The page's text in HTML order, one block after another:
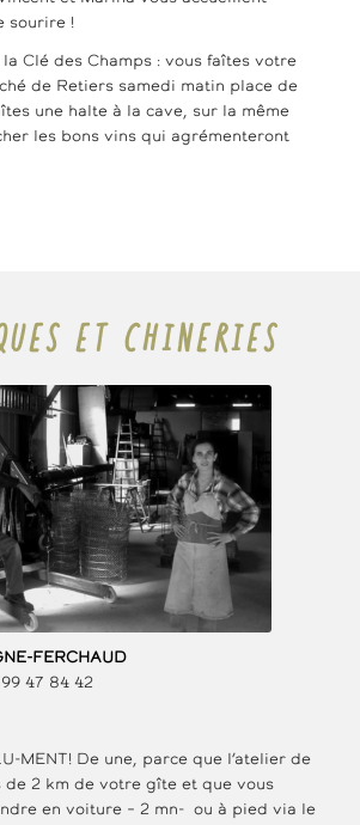
sourire !
Clé des Champs : vous faîtes votre
de Retiers samedi matin place de
une halte à la cave, sur la même
les bons vins qui agrémenteront
ET CHINERIES
FERCHAUD
99 47 84 42
MENT! De une, parce que l’atelier de
de 2 km de votre gîte et que vous
en voiture – 2 mn- ou à pied via le